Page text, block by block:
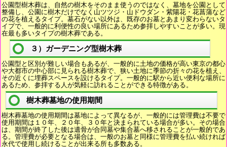
公園型樹木葬は、自然の樹木をそのまま使うのではなく、墓地を公園として
整備し、公園に樹木だけでなく山ツツジ・山ドウダン・紫陽花・花菖蒲など
の花を植えるタイプ。墓石がない以外は、既存のお墓とあまり変わらないタ
イプで、一般的に利便性の良い場所にあるため参拝しやすいことが多い。現
在最も多いタイプの樹木葬である。
３）ガーデニング型樹木葬
公園型と区別が難しい場合もあるが、一般的に土地の価格が高い東京の都心
や大都市の中心部に見られる樹木葬で、狭い土地に季節の折々の花を植え、
その近くに埋葬スペースを設けるタイプ。一般的に駅から近い便利な場所に
あるため、参拝する人が気軽に訪れることができる特徴がある。
樹木葬墓地の使用期間
樹木葬墓地の使用期間は墓地によって異なるが、一般的には管理費は不要で
使用期間は１０年、２０年、３０年と決まられている場合が多い。その場合
は、期間が終了した後は遺骨が合同墓や集合墓へ移されることが一般的であ
る。管理費が必要となる場合は、一般のお墓と同様に管理費を払い続ければ
永代で使用し続けることが出来る所も多数ある。